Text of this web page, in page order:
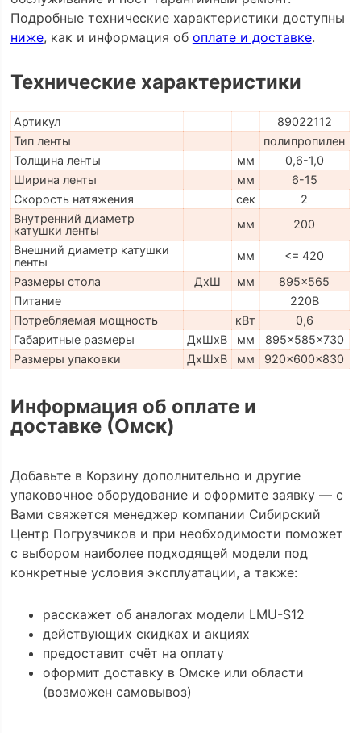
Подробные технические характеристики доступны
ниже, как и информация об оплате и доставке.
Технические характеристики
Артикул
89022112
Тип ленты
полипропилен
Толщина ленты
мм
0,6-1,0
Ширина ленты
мм
6-15
Скорость натяжения
сек
2
Внутренний диаметр
катушки ленты
мм
200
Внешний диаметр катушки
ленты
мм
<= 420
Размеры стола
ДхШ мм
895x565
Питание
220В
Потребляемая мощность
кВт
0,6
Габаритные размеры
ДхШхВ мм
895x585x730
Размеры упаковки
ДхШхВ мм 920x600x830
Информация об оплате и
доставке (Омск)
Добавьте в Корзину дополнительно и другие
упаковочное оборудование и оформите заявку — с
Вами свяжется менеджер компании Сибирский
Центр Погрузчиков и при необходимости поможет
с выбором наиболее подходящей модели под
конкретные условия эксплуатации, а также:
расскажет об аналогах модели LMU-S12
действующих скидках и акциях
предоставит счёт на оплату
оформит доставку в Омске или области
(возможен самовывоз)